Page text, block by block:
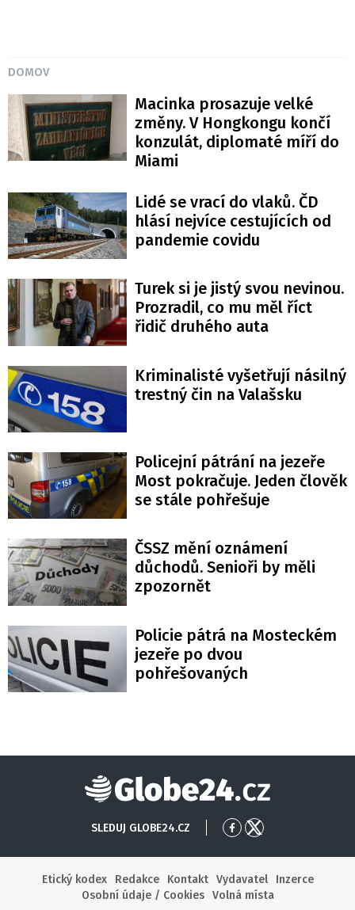
DOMOV
Macinka prosazuje velké
změny. V Hongkongu končí
konzulát, diplomaté míří do
Miami
Lidé se vrací do vlaků. ČD
hlásí nejvíce cestujících od
pandemie covidu
Turek si je jistý svou nevinou.
Prozradil, co mu měl říct
řidič druhého auta
Kriminalisté vyšetřují násilný
trestný čin na Valašsku
Policejní pátrání na jezeře
Most pokračuje. Jeden člověk
se stále pohřešuje
ČSSZ mění oznámení
důchodů. Senioři by měli
zpozornět
Policie pátrá na Mosteckém
jezeře po dvou
pohřešovaných
Globe24
SLEDUJ GLOBE24.CZ
PřejítPřejít
Etický kodex
Redakce Kontakt Vydavatel
Inzerce
Osobní údaje / Cookies
Volná místa